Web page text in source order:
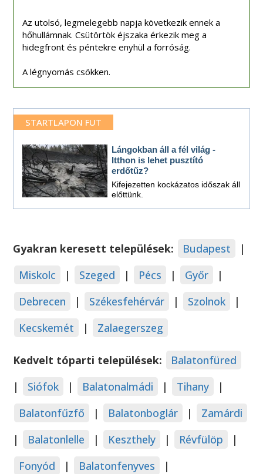
Az utolsó, legmelegebb napja következik ennek a
hőhullámnak. Csütörtök éjszaka érkezik meg a
hidegfront és péntekre enyhül a forróság.
A légnyomás csökken.
STARTLAPON FUT
Lángokban áll a fél világ -
Itthon is lehet pusztító
erdőtűz?
Kifejezetten kockázatos időszak áll
előttünk.
Gyakran keresett települések: Budapest
|
Miskolc
| Szeged | Pécs | Győr
|
Debrecen
| Székesfehérvár | Szolnok
|
Kecskemét
| Zalaegerszeg
Kedvelt tóparti települések:
Balatonfüred
|
Siófok | Balatonalmádi | Tihany
|
Balatonfűzfő
| Balatonboglár |
Zamárdi
|
Balatonlelle | Keszthely | Révfülöp
|
Fonyód
| Balatonfenyves
|